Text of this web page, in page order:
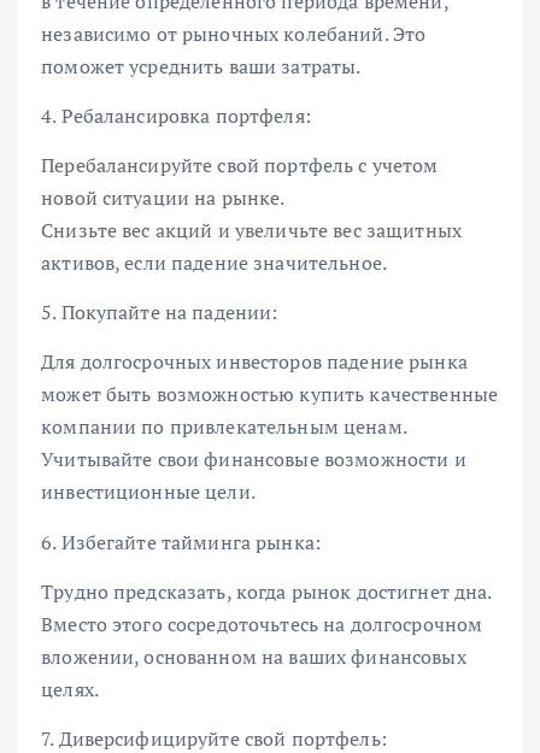
независимо от рыночных колебаний. Это
поможет усреднить ваши затраты.
4. Ребалансировка портфеля:
Перебалансируйте свой портфель с учетом
новой ситуации на рынке.
Снизьте вес акций и увеличьте вес защитных
активов, если падение значительное.
5. Покупайте на падении:
Для долгосрочных инвесторов падение рынка
может быть возможностью купить качественные
компании по привлекательным ценам.
Учитывайте свои финансовые возможности и
инвестиционные цели.
6. Избегайте тайминга рынка:
Трудно предсказать, когда рынок достигнет дна.
Вместо этого сосредоточьтесь на долгосрочном
вложении, основанном на ваших финансовых
целях.
7. Диверсифицируйте свой портфель: